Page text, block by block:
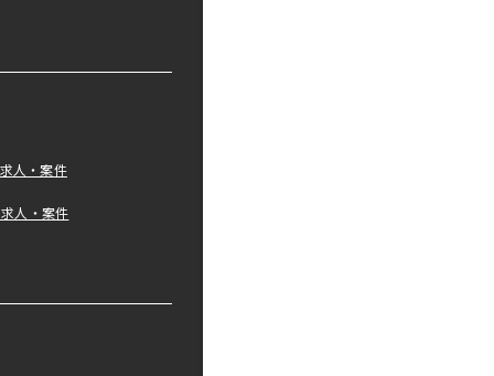
人・案件
人・案件